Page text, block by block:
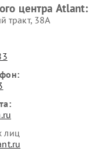
центра Atlant:
тракт, 38А
лиц